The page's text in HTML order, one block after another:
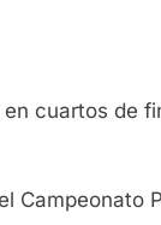
cuartos de
Campeonato